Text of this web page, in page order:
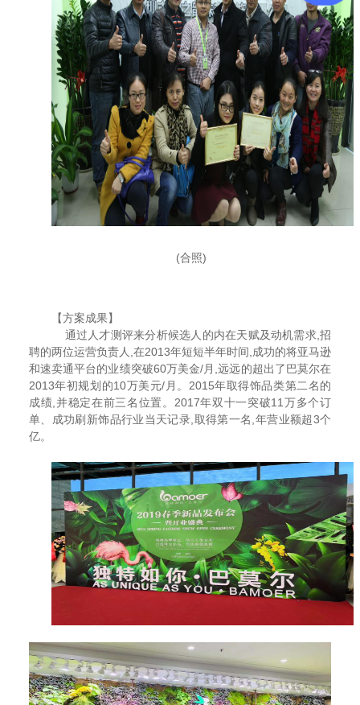
(合照)
【方案成果】
通过人才测评来分析候选人的内在天赋及动机需求,招
聘的两位运营负责人,在2013年短短半年时间,成功的将亚马逊
和速卖通平台的业绩突破60万美金/月,远远的超出了巴莫尔在
2013年初规划的10万美元/月。2015年取得饰品类第二名的
成绩,并稳定在前三名位置。2017年双十一突破11万多个订
单、成功刷新饰品行业当天记录,取得第一名,年营业额超3个
亿。